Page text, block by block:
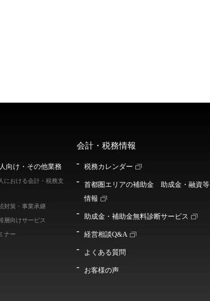
向け・その他業務
における会計・税務支
対策・事業承継
層向けサービス
ナー
会計・税務情報
税務カレンダー
首都圏エリアの補助金 助成金・融資等
情報
助成金・補助金無料診断サービス
経営相談Q&A
よくある質問
お客様の声